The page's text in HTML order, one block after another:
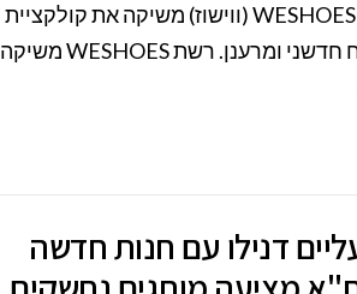
רשת ההנעלה הגדולה WESHOES (ווישוז) משיקה את קולקציית
אביב-קיץ 2018 בניחוח חדשני ומרענן. רשת WESHOES משיקה
דנילו עם חנות חדשה